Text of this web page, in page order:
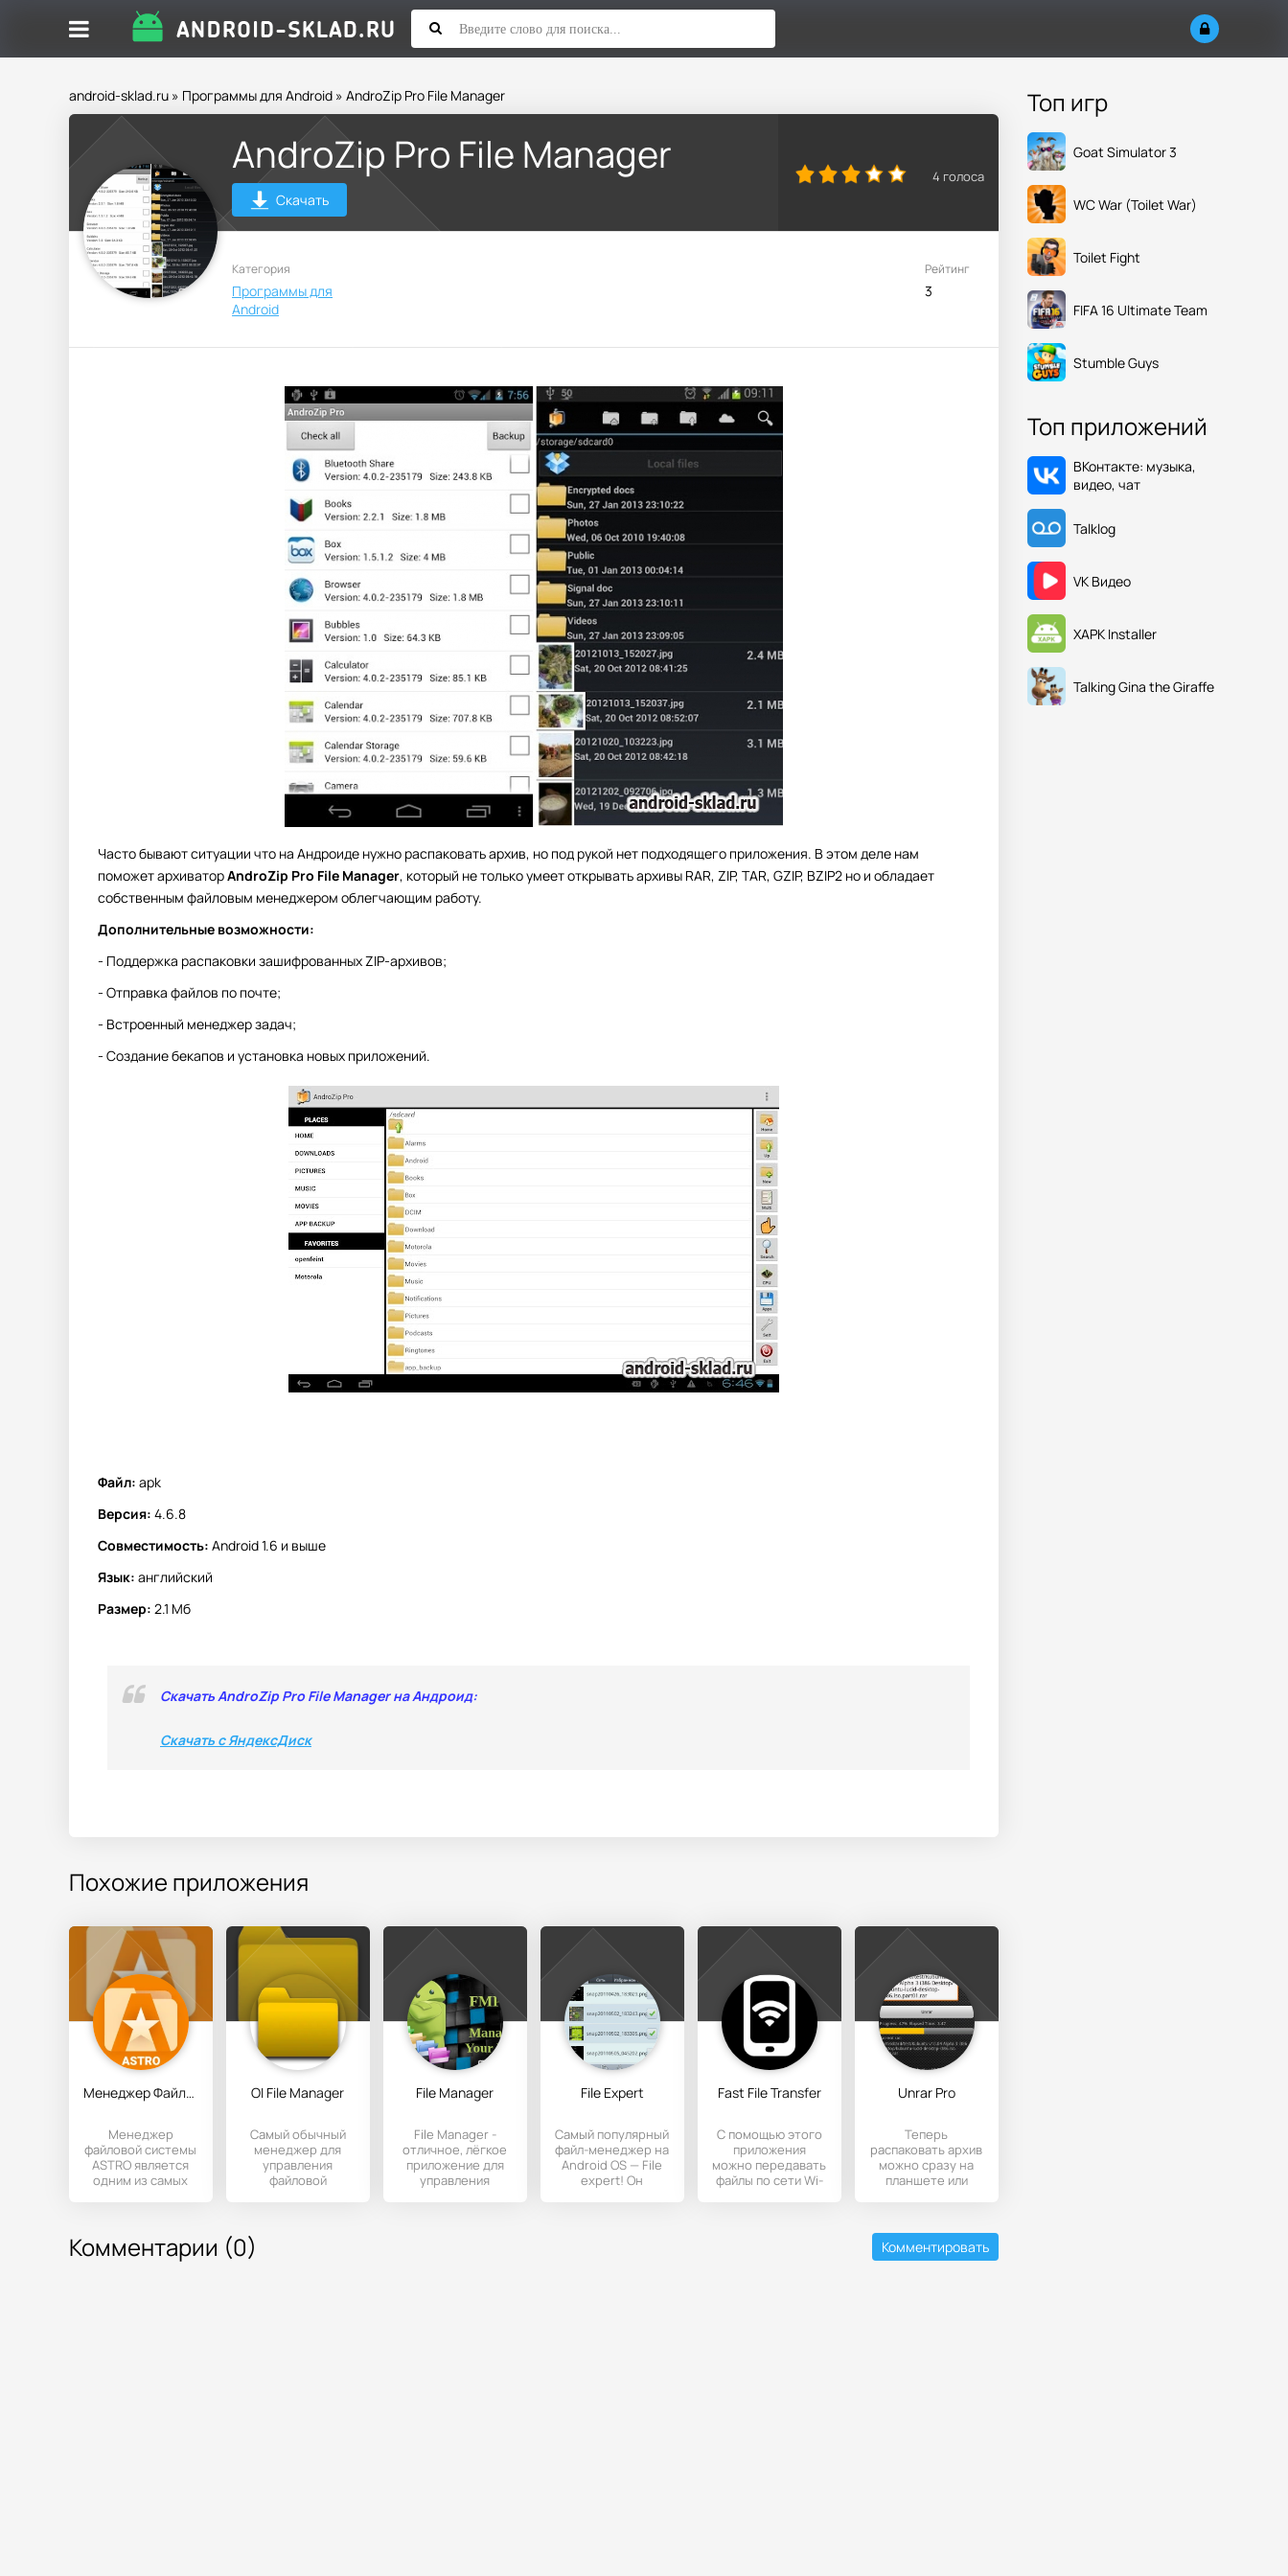
android-sklad.ru » Программы для Android » AndroZip Pro File Manager
AndroZip Pro File Manager
Скачать
4 голоса
Категория
Программы для
Android
Рейтинг
3
Часто бывают ситуации что на Андроиде нужно распаковать архив, но под рукой нет подходящего приложения. В этом деле нам
поможет архиваторAndroZip Pro File Manager, который не только умеет открывать архивы RAR, ZIP, TAR, GZIP, BZIP2 но и обладает
собственным файловым менеджером облегчающим работу.
Дополнительные возможности:
- Поддержка распаковки зашифрованных ZIP-архивов;
- Отправка файлов по почте;
- Встроенный менеджер задач;
- Создание бекапов и установка новых приложений.
Файл: apk
Версия: 4.6.8
Совместимость: Android 1.6 и выше
Язык: английский
Размер: 2.1 Мб
Скачать AndroZip Pro File Manager на Андроид:
Скачать с ЯндексДиск
Похожие приложения
Менеджер Файлов ASTRO
Менеджер
файловой системы
ASTRO является
одним из самых
OI File Manager
Самый обычный
менеджер для
управления
файловой
File Manager
File Manager -
отличное, лёгкое
приложение для
управления
File Expert
Самый популярный
файл-менеджер на
Android OS — File
expert! Он
Fast File Transfer
С помощью этого
приложения
можно передавать
файлы по сети Wi-
Unrar Pro
Теперь
распаковать архив
можно сразу на
планшете или
Комментарии (0) Комментировать
Топ игр
Goat Simulator 3
WC War (Toilet War)
Toilet Fight
FIFA 16 Ultimate Team
Stumble Guys
Топ приложений
ВКонтакте: музыка,
видео, чат
Talklog
VK Видео
XAPK Installer
Talking Gina the Giraffe